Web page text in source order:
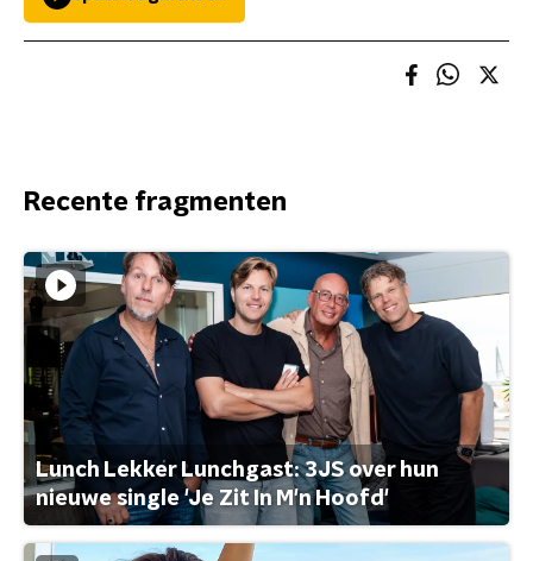
Recente fragmenten
Lunch Lekker Lunchgast: 3JS over hun
nieuwe single 'Je Zit In M'n Hoofd'